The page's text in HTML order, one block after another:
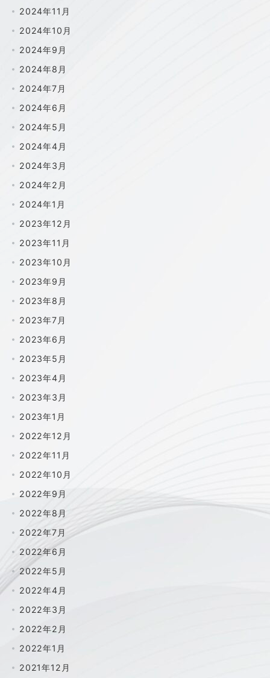
2024年11月
2024年10月
2024年9月
2024年8月
2024年7月
2024年6月
2024年5月
2024年4月
2024年3月
2024年2月
2024年1月
2023年12月
2023年11月
2023年10月
2023年9月
2023年8月
2023年7月
2023年6月
2023年5月
2023年4月
2023年3月
2023年1月
2022年12月
2022年11月
2022年10月
2022年9月
2022年8月
2022年7月
2022年6月
2022年5月
2022年4月
2022年3月
2022年2月
2022年1月
2021年12月